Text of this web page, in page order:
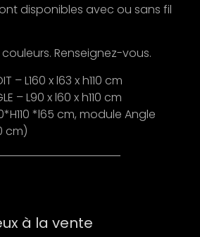
disponibles avec ou sans fil
Renseignez-vous.
– L160 x l63 x h110 cm
– L90 x l60 x h110 cm
*l65 cm, module Angle
cm)
à la vente